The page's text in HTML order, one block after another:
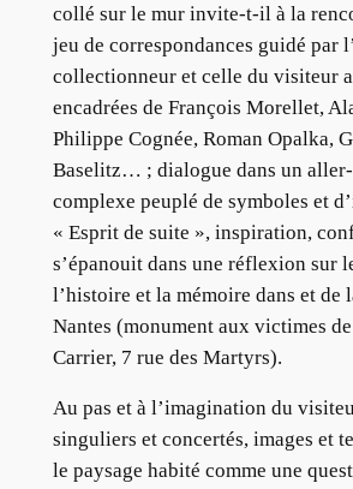
collé sur le mur invite-t-il à la
jeu de correspondances guidé par
collectionneur et celle du visiteur
encadrées de François Morellet,
Philippe Cognée, Roman Opalka,
Baselitz… ; dialogue dans un
complexe peuplé de symboles et
« Esprit de suite », inspiration,
s’épanouit dans une réflexion sur
l’histoire et la mémoire dans et de
Nantes (monument aux victimes
Carrier, 7 rue des Martyrs).
Au pas et à l’imagination du
singuliers et concertés, images et
le paysage habité comme une